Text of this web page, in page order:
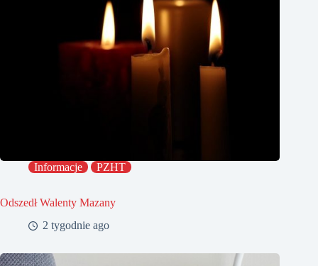
Informacje PZHT
Odszedł Walenty Mazany
2 tygodnie ago